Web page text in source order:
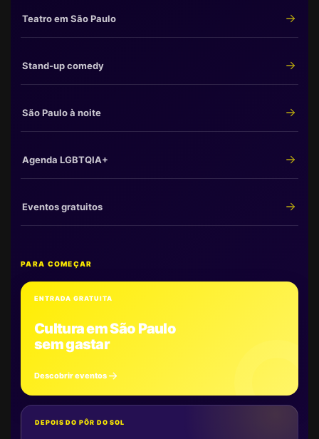
Teatro em São Paulo
Stand-up comedy
São Paulo à noite
Agenda LGBTQIA+
Eventos gratuitos
PARA COMEÇAR
ENTRADA GRATUITA
Cultura em São Paulo
sem gastar
Descobrir eventos
DEPOIS DO PÔR DO SOL